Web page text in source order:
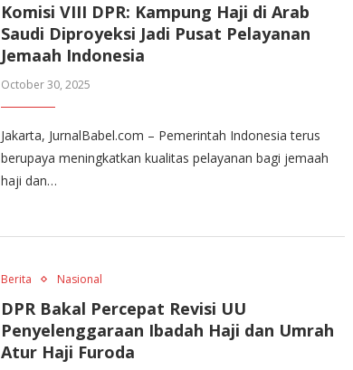
Komisi VIII DPR: Kampung Haji di Arab
Saudi Diproyeksi Jadi Pusat Pelayanan
Jemaah Indonesia
October 30, 2025
Jakarta, JurnalBabel.com – Pemerintah Indonesia terus
berupaya meningkatkan kualitas pelayanan bagi jemaah
haji dan…
Berita Nasional
DPR Bakal Percepat Revisi UU
Penyelenggaraan Ibadah Haji dan Umrah
Atur Haji Furoda